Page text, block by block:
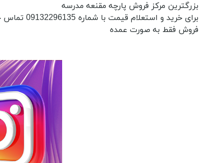
بزرگترین مرکز فروش پارچه مقنعه مدرسه
برای خرید و استعلام قیمت با شماره 09132296135 تماس حاصل فرمایید
فروش فقط به صورت عمده